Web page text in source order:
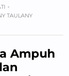
TAULANY
Ampuh